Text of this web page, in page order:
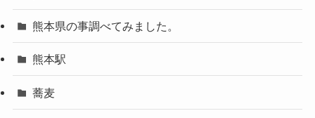
熊本県の事調べてみました。
熊本駅
蕎麦